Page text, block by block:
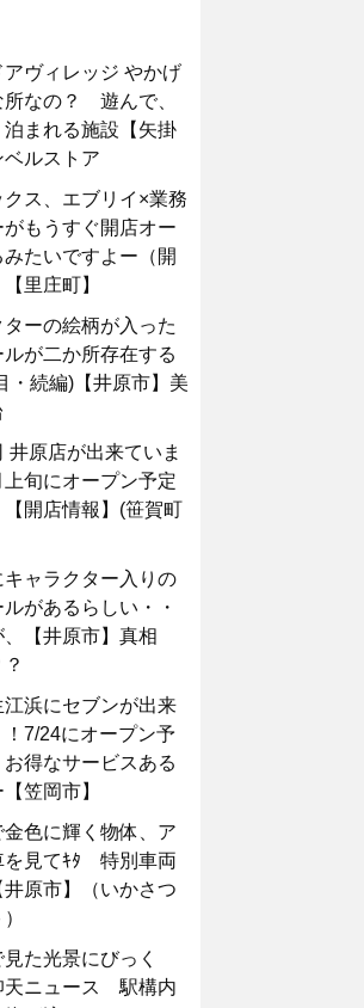
アヴィレッジ やかげ
所なの？ 遊んで、
泊まれる施設【矢掛
ルストア
クス、エブリイ×業務
がもうすぐ開店オー
みたいですよー（開
里庄町】
ターの絵柄が入った
ルが二か所存在する
・続編)【井原市】美
井原店が出来ていま
旬にオープン予定
開店情報】(笹賀町
キャラクター入りの
があるらしい・・
、【井原市】真相
江浜にセブンが出来
！7/24にオープン予
お得なサービスある
笠岡市】
色に輝く物体、ア
を見てｷﾀ 特別車両
井原市】（いかさつ
た光景にびっく
天ニュース 駅構内